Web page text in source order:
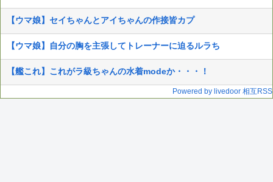
【ウマ娘】セイちゃんとアイちゃんの作接皆カプ
【ウマ娘】自分の胸を主張してトレーナーに迫るルラち
【艦これ】これがラ級ちゃんの水着modeか・・・！
Powered by livedoor 相互RSS